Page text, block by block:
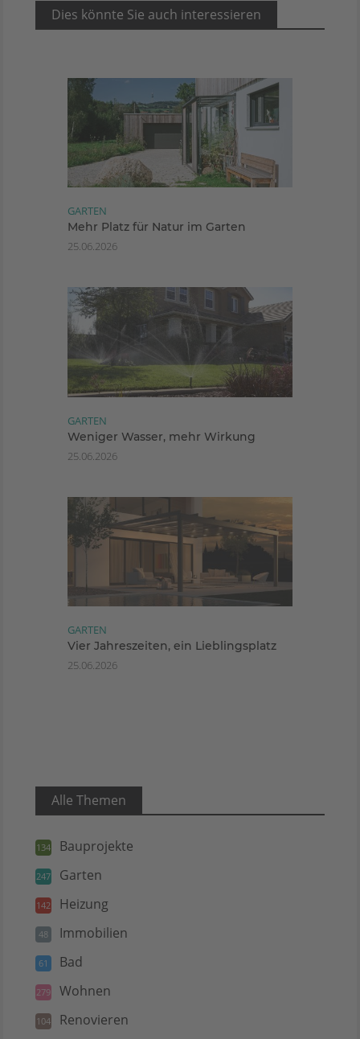
Dies könnte Sie auch interessieren
GARTEN
Mehr Platz für Natur im Garten
25.06.2026
GARTEN
Weniger Wasser, mehr Wirkung
25.06.2026
GARTEN
Vier Jahreszeiten, ein Lieblingsplatz
25.06.2026
Alle Themen
134 Bauprojekte
247 Garten
142 Heizung
48 Immobilien
61 Bad
279 Wohnen
104 Renovieren